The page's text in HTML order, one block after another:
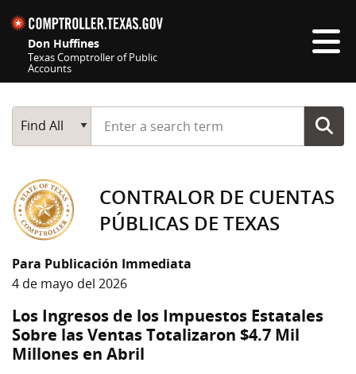
Don Huffines
Texas Comptroller of Public
Accounts
Main Search
Find All
Start typing a search term
CONTRALOR DE CUENTAS
PÚBLICAS DE TEXAS
Para Publicación Immediata
4 de mayo del 2026
Los Ingresos de los Impuestos Estatales
Sobre las Ventas Totalizaron $4.7 Mil
Millones en Abril